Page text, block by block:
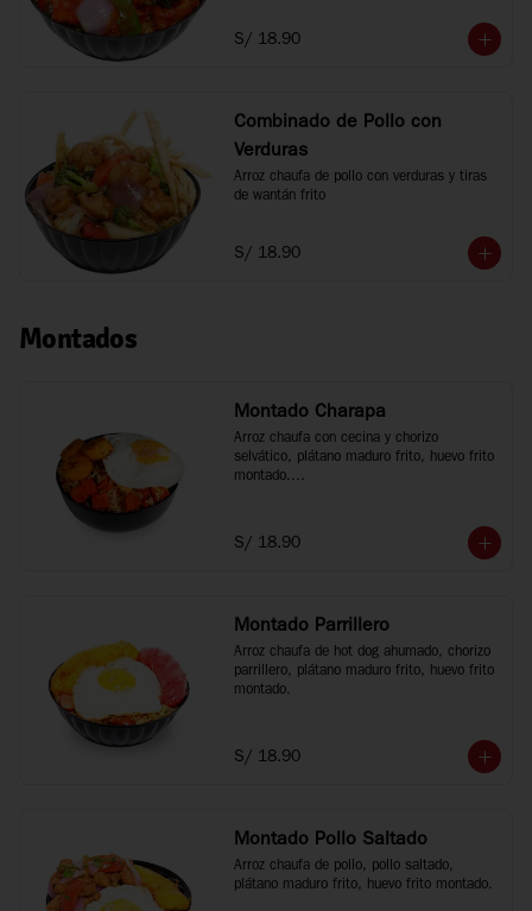
S/ 18.90
Combinado de Pollo con
Verduras
Arroz chaufa de pollo con verduras y tiras
de wantán frito
S/ 18.90
Montados
Montado Charapa
Arroz chaufa con cecina y chorizo
selvático, plátano maduro frito, huevo frito
montado.
S/ 18.90
Montado Parrillero
Arroz chaufa de hot dog ahumado, chorizo
parrillero, plátano maduro frito, huevo frito
montado.
S/ 18.90
Montado Pollo Saltado
Arroz chaufa de pollo, pollo saltado,
plátano maduro frito, huevo frito montado.